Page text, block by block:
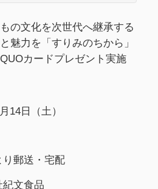
の文化を次世代へ継承する
魅力を「すりみのちから」
カードプレゼント実施
14日（土）
り郵送・宅配
紀文食品